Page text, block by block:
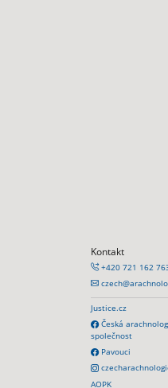
Kontakt
+420 721 162
Justice.cz
Česká
společnost
Pavouci
AOPK